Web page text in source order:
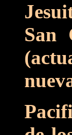
San